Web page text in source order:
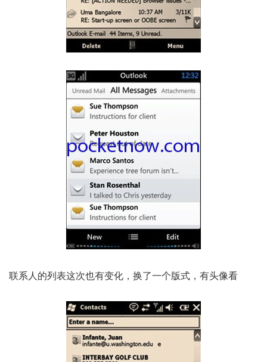
联系人的列表这次也有变化，换了一个版式，有头像看